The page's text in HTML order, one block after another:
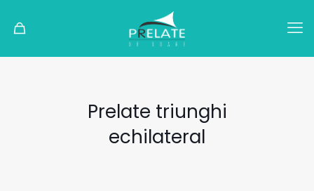
Prelate triunghi
echilateral